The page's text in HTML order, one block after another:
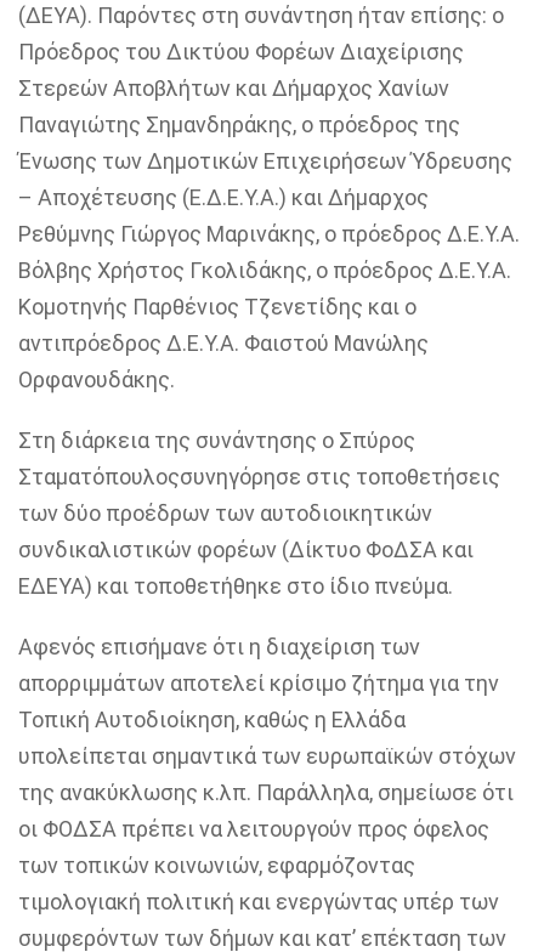
(ΔΕΥΑ). Παρόντες στη συνάντηση ήταν επίσης: ο
Πρόεδρος του Δικτύου Φορέων Διαχείρισης
Στερεών Αποβλήτων και Δήμαρχος Χανίων
Παναγιώτης Σημανδηράκης, ο πρόεδρος της
Ένωσης των Δημοτικών Επιχειρήσεων Ύδρευσης
– Αποχέτευσης (Ε.Δ.Ε.Υ.Α.) και Δήμαρχος
Ρεθύμνης Γιώργος Μαρινάκης, ο πρόεδρος Δ.Ε.Υ.Α.
Βόλβης Χρήστος Γκολιδάκης, ο πρόεδρος Δ.Ε.Υ.Α.
Κομοτηνής Παρθένιος Τζενετίδης και ο
αντιπρόεδρος Δ.Ε.Υ.Α. Φαιστού Μανώλης
Ορφανουδάκης.
Στη διάρκεια της συνάντησης ο Σπύρος
Σταματόπουλοςσυνηγόρησε στις τοποθετήσεις
των δύο προέδρων των αυτοδιοικητικών
συνδικαλιστικών φορέων (Δίκτυο ΦοΔΣΑ και
ΕΔΕΥΑ) και τοποθετήθηκε στο ίδιο πνεύμα.
Αφενός επισήμανε ότι η διαχείριση των
απορριμμάτων αποτελεί κρίσιμο ζήτημα για την
Τοπική Αυτοδιοίκηση, καθώς η Ελλάδα
υπολείπεται σημαντικά των ευρωπαϊκών στόχων
της ανακύκλωσης κ.λπ. Παράλληλα, σημείωσε ότι
οι ΦΟΔΣΑ πρέπει να λειτουργούν προς όφελος
των τοπικών κοινωνιών, εφαρμόζοντας
τιμολογιακή πολιτική και ενεργώντας υπέρ των
συμφερόντων των δήμων και κατ’ επέκταση των